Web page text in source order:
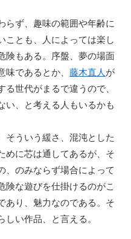
ず、趣味の範囲や年齢に
ことも、人によっては楽し
険もある。序盤、夢の場面
であるとか、 藤木直人 が
世代がまるで違うので、
い、と考える人もいるかも
ういう緩さ、混沌とした
めに芯は通してあるが、そ
、のみならず場合によって
険な遊びを仕掛けるのがこ
あり、魅力なのである。そ
い作品、と言える。